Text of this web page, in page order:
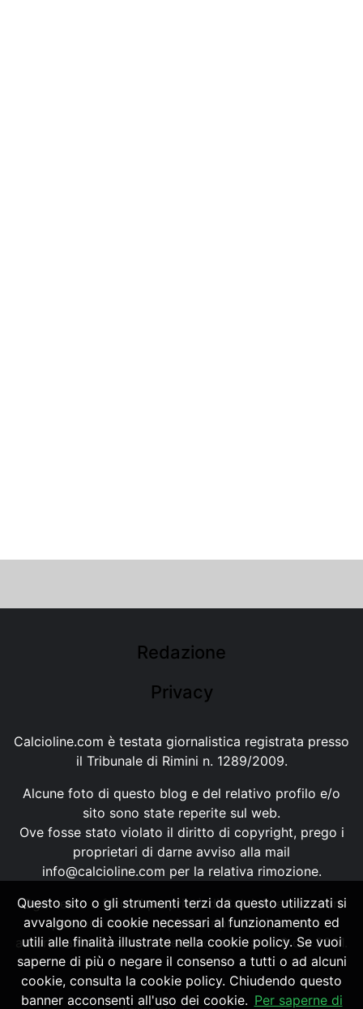
Redazione
Privacy
Calcioline.com è testata giornalistica registrata presso
il Tribunale di Rimini n. 1289/2009.
Alcune foto di questo blog e del relativo profilo e/o
sito sono state reperite sul web.
Ove fosse stato violato il diritto di copyright, prego i
proprietari di darne avviso alla mail
info@calcioline.com per la relativa rimozione.
Ogni testo e foto di proprietà di Calcioline.com non
possono essere copiati o riprodotti, senza
autorizzazione, ai sensi della normativa n.29 del 2001.
Questo sito o gli strumenti terzi da questo utilizzati si
avvalgono di cookie necessari al funzionamento ed
utili alle finalità illustrate nella cookie policy. Se vuoi
saperne di più o negare il consenso a tutti o ad alcuni
cookie, consulta la cookie policy. Chiudendo questo
banner acconsenti all'uso dei cookie. Per saperne di